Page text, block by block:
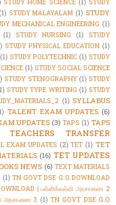
STUDY HOME SCIENCE (1) STUDY
(1) STUDY MALAYALAM (1) STUDY
MECHANICAL ENGINEERING (1)
(1) STUDY NURSING (1)
STUDY
STUDY PHYSICAL EDUCATION (1)
(1) STUDY POLYTECHNIC (1) STUDY
(1) STUDY SOCIAL SCIENCE
STUDY STENOGRAPHY (1) STUDY
STUDY TYPE WRITING (1) STUDY
(1) SYLLABUS
TALENT EXAM UPDATES (6)
UPDATES (3) TAPS (1) TAPS
TEACHERS TRANSFER
EXAM UPDATES (2) TET (1) TET
(16) TET UPDATES
NEWS (6) TEXT MATERIALS
(1) TN GOVT DSE G.O DOWNLOAD
| பள்ளிக்கல்வி அரசாணை 2
அரசாணை 3 (1) TN GOVT DSE G.O